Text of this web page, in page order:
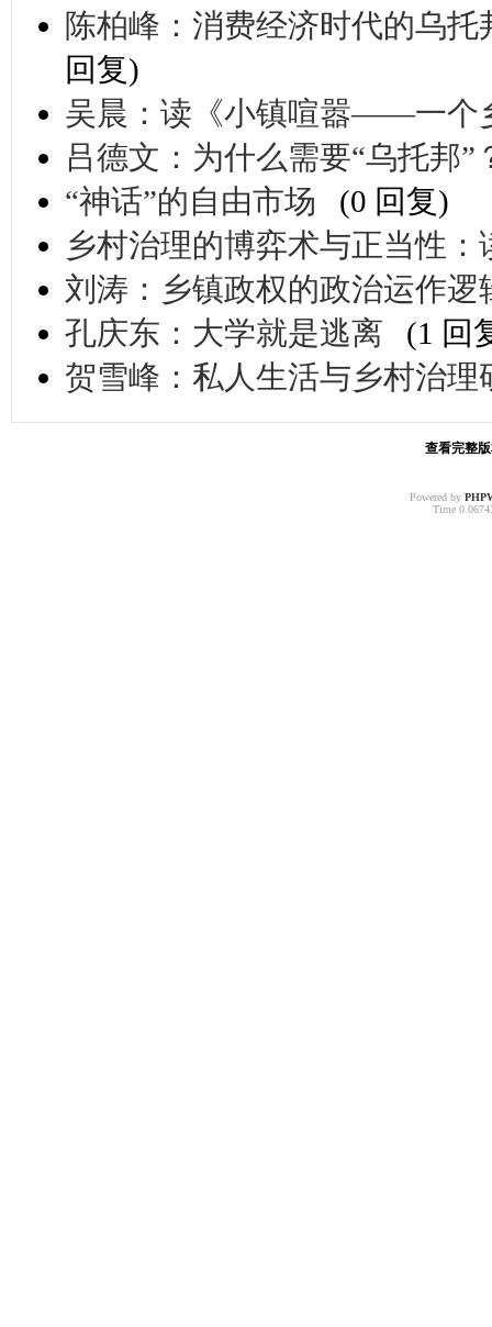
陈柏峰：消费经济时代的乌
回复)
吴晨：读《小镇喧嚣——一个
吕德文：为什么需要“乌托邦”
“神话”的自由市场
(0 回复)
乡村治理的博弈术与正当性
刘涛：乡镇政权的政治运作逻
孔庆东：大学就是逃离
(1 回
贺雪峰：私人生活与乡村治理
查看完整
Powered by
Time